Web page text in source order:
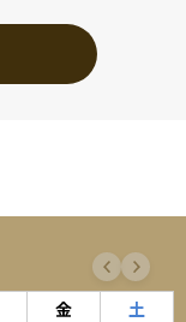
金 土